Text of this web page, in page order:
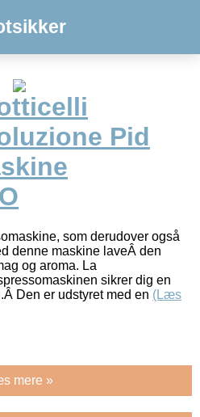
Pid
som derudover også
denne maskine laveÂ den
og aroma. La
sikrer dig en
Den er udstyret med en (Læs
mere »